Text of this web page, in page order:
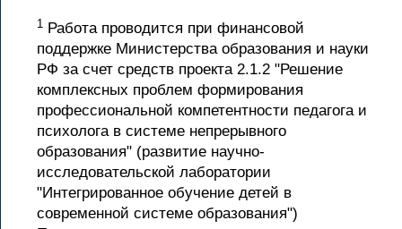
1
Работа проводится при финансовой
поддержке Министерства образования и науки
РФ за счет средств проекта 2.1.2 "Решение
комплексных проблем формирования
профессиональной компетентности педагога и
психолога в системе непрерывного
образования" (развитие научно-
исследовательской лаборатории
"Интегрированное обучение детей в
современной системе образования")